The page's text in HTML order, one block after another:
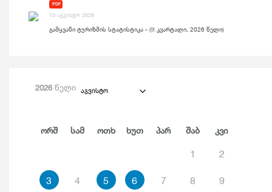
PDF
10 აგვისტო 2026
გამყვანი ტურიზმის სტატისტიკა - (II კვარტალი, 2026 წელი)
2026წელი აგვისტო
Ორშ Სამ Ოთხ Ხუთ Პარ Შაბ Კვი
1 2
3 4 5 6 7 8 9